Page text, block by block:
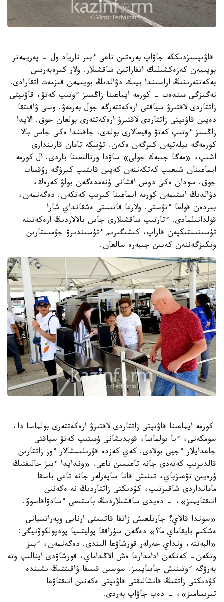
قاۋىپسىزدىككە جاۋاپ بەرەتىن تاعى ءبىر نارياد ول - پەريمەتر
بويىمەن كەزەكشىلىك اتقاراتىن ساقشىلار. ولار كىرەبەرىس
بەكەتتەرىنىڭ اراسىندا بيىك دۋالدىڭ بويىمەن قىزمەت اتقارادى.
نەگىزگى مىندەت - كورمە ايماعىنا زاڭسىز ءوتىپ كەتۋ، قاۋىپتى
زاتتاردى لاقتىرۋ سياقتى ارەكەتتەرگە جول بەرمەۋ. وسى ۋاقىتقا
دەيىن قاۋىپتى زاتتاردى لاقتىرۋ ارەكەتتەرى بولعان جوق. الايدا
زاڭسىز ءوتىپ كەتۋ وقيعالارى بولدى. جاقىندا ەكى جاس بالا
كورمەگە بيلەتپەن كىرگەن ەكەن. تۇسكە تامان قارىندارى
اشىپ، «مەگا جىبەك جولى» ساۋدا ورتالىعىنا باردى. ال كورمە
ايماعىنان شىعىپ كەتكەننەن كەيىن قايتىپ كىرۋگە رۇقسات
جوق. سودان ەكى دوس اقشانى ۇنەمدەگەن بولۋ كەرەك،
دۋالدىڭ استىمەن كورمە ايماعىنا كىرىپ كەتكەن. دەگەنمەن،
بىردەن قولعا ءتۇستى. ولارعا قاتىستى ەشقانداي شارا
قولدانىلمادى. ءتارتىپ ساقشىلارى جاس بالالاردىڭ ارەكەتىنە
تۇسىنىستىكپەن قاراپ، كىشىگىرىم ءتۇسىندىرۋ جۇمىستارىن
وتكىزگەننەن كەيىن جىبەرە سالعان.
كورمە ايماعىنا قاۋىپتى زاتتاردى لاقتىرۋ ارەكەتتەرى بولماسا دا،
سومكەنى، ءيا بولماسا، قوبديشانى ۇمىتىپ كەتۋ سياقتى
جاعدايلار ءجيى بولادى. كەي كەزدە قۇرىلىسشالار ءوز زاتتارىن
قالدىرىپ كەتەدى جانە تاعىسىن تاعى. «وندايدا ءبىز حالىقتىڭ
ۇرەيىن تۋعىزباي، تىنىش قانا ساپەرلەر جانە تاعى باسقا
مامانداردى شاقىرتىپ، كۇدىكتى زاتتاردىڭ نە ەكەنىن
انىقتايمىز»، - دەيدى ساقشىلاردىڭ باستىعى ءسادۋاقاسوۆ.
«سوندا قالاي؟ جارىلعىش زاتقا قاتىستى ارنايى وپەراتسيانى
ەشكىم بايقاماي ما؟» دەگەن سۇراققا پوليتسيا پودپولكوۆنيگى:
«البەتتە، ونداي جەرلەر قورشاۋعا الىندى. دەگەنمەن، ءبىز
وتكەن- كەتكەن ادامدارعا ەش الاڭداماي، قورشاۋدى اينالىپ وتە
بەرۋگە ءوتىنىش جاسايمىز. سوسىن قىسقا ۋاقىتتىڭ ىشىندە
كۇدىكتى زاتتىڭ قانشالىقتى قاۋىپتى ەكەنىن انىقتاۋعا
تىرىسامىز»، - دەپ جاۋاپ بەردى.